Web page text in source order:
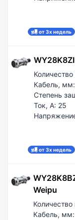
от 3х недель
Количество
Кабель, мм:
Степень
Ток, А: 25
от 3х недель
Weipu
Количество
Кабель,